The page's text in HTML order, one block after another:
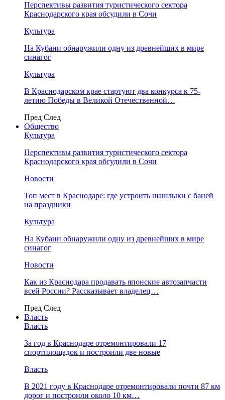
Перспективы развития туристического сектора
Краснодарского края обсудили в Сочи
Культура
На Кубани обнаружили одну из древнейших в мире
синагог
Культура
В Краснодарском крае стартуют два конкурса к 75-
летию Победы в Великой Отечественной…
Пред След
Общество
Культура
Перспективы развития туристического сектора
Краснодарского края обсудили в Сочи
Новости
Топ мест в Краснодаре: где устроить шашлыки с баней
на праздники
Культура
На Кубани обнаружили одну из древнейших в мире
синагог
Новости
Как из Краснодара продавать японские автозапчасти
всей России? Рассказывает владелец…
Пред След
Власть
Власть
За год в Краснодаре отремонтировали 17
спортплощадок и построили две новые
Власть
В 2021 году в Краснодаре отремонтировали почти 87 км
дорог и построили около 10 км…